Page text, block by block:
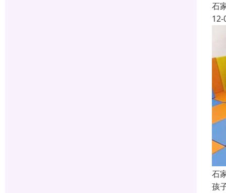
石
12-
石
孩